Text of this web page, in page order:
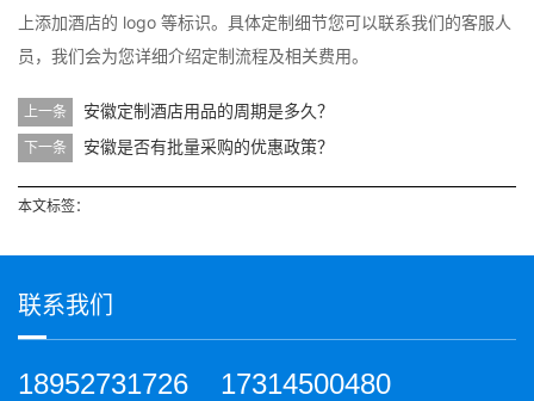
上添加酒店的 logo 等标识。具体定制细节您可以联系我们的客服人
员，我们会为您详细介绍定制流程及相关费用。
上一条 安徽定制酒店用品的周期是多久？
下一条 安徽是否有批量采购的优惠政策？
本文标签：
联系我们
18952731726 17314500480